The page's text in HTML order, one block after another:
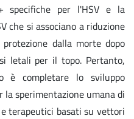
specifiche per l'HSV e la
che si associano a riduzione
dalla morte dopo
letali per il topo. Pertanto,
è completare lo sviluppo
la sperimentazione umana di
terapeutici basati su vettori